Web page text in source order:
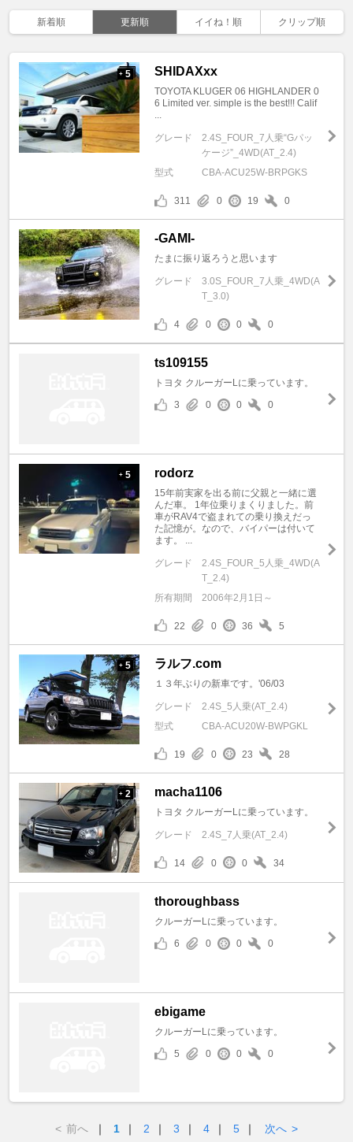
新着順 更新順 イイね！順 クリップ順
+ 5 SHIDAXxx
TOYOTA KLUGER 06 HIGHLANDER 0
6 Limited ver. simple is the best!!! Calif
...
グレード
2.4S_FOUR_7人乗“Gパッ
ケージ”_4WD(AT_2.4)
型式
CBA-ACU25W-BRPGKS
311 0 19 0
-GAMI-
たまに振り返ろうと思います
グレード
3.0S_FOUR_7人乗_4WD(A
T_3.0)
4 0 0 0
ts109155
トヨタ クルーガーLに乗っています。
3
0 0 0
+ 5 rodorz
15年前実家を出る前に父親と一緒に選
んだ車。 1年位乗りまくりました。前
車がRAV4で盗まれての乗り換えだっ
た記憶が。なので、バイパーは付いて
ます。 ...
グレード
2.4S_FOUR_5人乗_4WD(A
T_2.4)
所有期間
2006年2月1日～
22 0 36 5
+ 5 ラルフ.com
１３年ぶりの新車です。'06/03
グレード
2.4S_5人乗(AT_2.4)
型式
CBA-ACU20W-BWPGKL
19 0 23 28
+ 2 macha1106
トヨタ クルーガーLに乗っています。
グレード 2.4S_7人乗(AT_2.4)
14 0 0 34
thoroughbass
クルーガーLに乗っています。
6
0 0 0
ebigame
クルーガーLに乗っています。
5
0 0 0
< 前へ ｜ 1 ｜ 2 ｜ 3 ｜ 4 ｜ 5 ｜ 次へ >